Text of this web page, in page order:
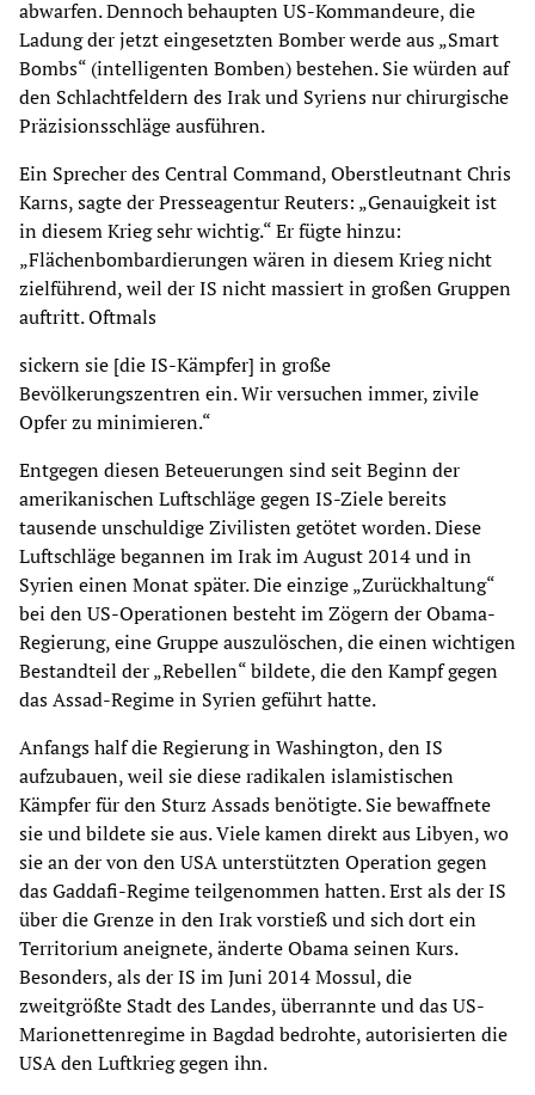
abwarfen. Dennoch behaupten US-Kommandeure, die
Ladung der jetzt eingesetzten Bomber werde aus „Smart
Bombs“ (intelligenten Bomben) bestehen. Sie würden auf
den Schlachtfeldern des Irak und Syriens nur chirurgische
Präzisionsschläge ausführen.
Ein Sprecher des Central Command, Oberstleutnant Chris
Karns, sagte der Presseagentur Reuters: „Genauigkeit ist
in diesem Krieg sehr wichtig.“ Er fügte hinzu:
„Flächenbombardierungen wären in diesem Krieg nicht
zielführend, weil der IS nicht massiert in großen Gruppen
auftritt. Oftmals
sickern sie [die IS-Kämpfer] in große
Bevölkerungszentren ein. Wir versuchen immer, zivile
Opfer zu minimieren.“
Entgegen diesen Beteuerungen sind seit Beginn der
amerikanischen Luftschläge gegen IS-Ziele bereits
tausende unschuldige Zivilisten getötet worden. Diese
Luftschläge begannen im Irak im August 2014 und in
Syrien einen Monat später. Die einzige „Zurückhaltung“
bei den US-Operationen besteht im Zögern der Obama-
Regierung, eine Gruppe auszulöschen, die einen wichtigen
Bestandteil der „Rebellen“ bildete, die den Kampf gegen
das Assad-Regime in Syrien geführt hatte.
Anfangs half die Regierung in Washington, den IS
aufzubauen, weil sie diese radikalen islamistischen
Kämpfer für den Sturz Assads benötigte. Sie bewaffnete
sie und bildete sie aus. Viele kamen direkt aus Libyen, wo
sie an der von den USA unterstützten Operation gegen
das Gaddafi-Regime teilgenommen hatten. Erst als der IS
über die Grenze in den Irak vorstieß und sich dort ein
Territorium aneignete, änderte Obama seinen Kurs.
Besonders, als der IS im Juni 2014 Mossul, die
zweitgrößte Stadt des Landes, überrannte und das US-
Marionettenregime in Bagdad bedrohte, autorisierten die
USA den Luftkrieg gegen ihn.